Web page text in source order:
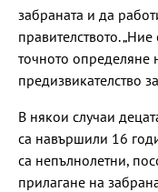
забраната и да
правителството.
точното определяне
предизвикателство
В някои случаи
са навършили 16
са непълнолетни,
прилагане на